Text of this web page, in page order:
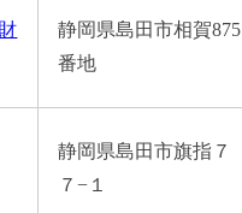
静岡県島田市相賀875
番地
静岡県島田市旗指７
７−１